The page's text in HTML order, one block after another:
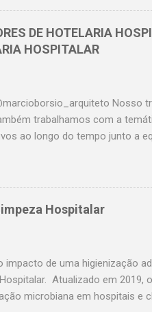
conforme resolução do
é imprescindível ser
a única instituição
DE HOTELARIA
HOSPITALAR
Nosso
trabalhamos com a
ao longo do tempo junto a
percebida a necessidade da
dos indicadores dos
dos resultados
temporal e
Hospitalar
impacto de uma higienização
Atualizado em 2019,
microbiana em hospitais e